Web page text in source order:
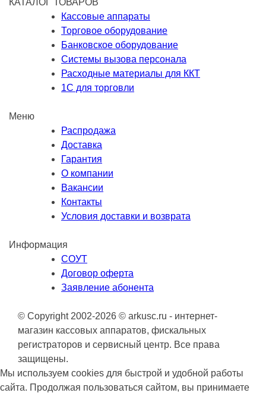
КАТАЛОГ ТОВАРОВ
Кассовые аппараты
Торговое оборудование
Банковское оборудование
Системы вызова персонала
Расходные материалы для ККТ
1С для торговли
Меню
Распродажа
Доставка
Гарантия
О компании
Вакансии
Контакты
Условия доставки и возврата
Информация
СОУТ
Договор оферта
Заявление абонента
© Copyright 2002-2026 © arkusc.ru - интернет-
магазин кассовых аппаратов, фискальных
регистраторов и сервисный центр. Все права
защищены.
Мы используем cookies для быстрой и удобной работы
сайта. Продолжая пользоваться сайтом, вы принимаете